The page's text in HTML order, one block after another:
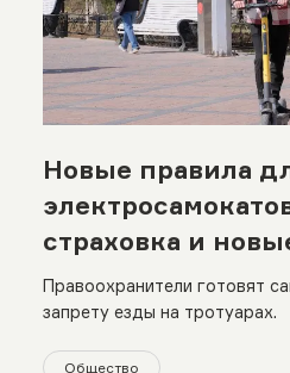
Новые правила
страховка и
Правоохранители готовят
запрету езды на тротуарах.
Общество